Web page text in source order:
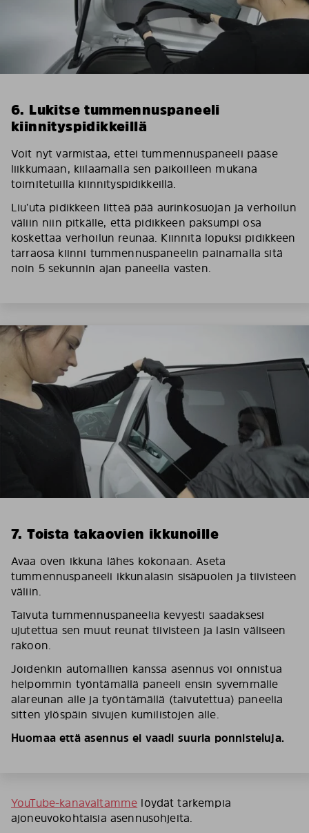
6. Lukitse tummennuspaneeli
kiinnityspidikkeillä
Voit nyt varmistaa, ettei tummennuspaneeli pääse
liikkumaan, kiilaamalla sen paikoilleen mukana
toimitetuilla kiinnityspidikkeillä.
Liu’uta pidikkeen litteä pää aurinkosuojan ja verhoilun
väliin niin pitkälle, että pidikkeen paksumpi osa
koskettaa verhoilun reunaa. Kiinnitä lopuksi pidikkeen
tarraosa kiinni tummennuspaneelin painamalla sitä
noin 5 sekunnin ajan paneelia vasten.
7. Toista takaovien ikkunoille
Avaa oven ikkuna lähes kokonaan. Aseta
tummennuspaneeli ikkunalasin sisäpuolen ja tiivisteen
väliin.
Taivuta tummennuspaneelia kevyesti saadaksesi
ujutettua sen muut reunat tiivisteen ja lasin väliseen
rakoon.
Joidenkin automallien kanssa asennus voi onnistua
helpommin työntämällä paneeli ensin syvemmälle
alareunan alle ja työntämällä (taivutettua) paneelia
sitten ylöspäin sivujen kumilistojen alle.
Huomaa että asennus ei vaadi suuria ponnisteluja.
YouTube-kanavaltamme löydät tarkempia
ajoneuvokohtaisia asennusohjeita.